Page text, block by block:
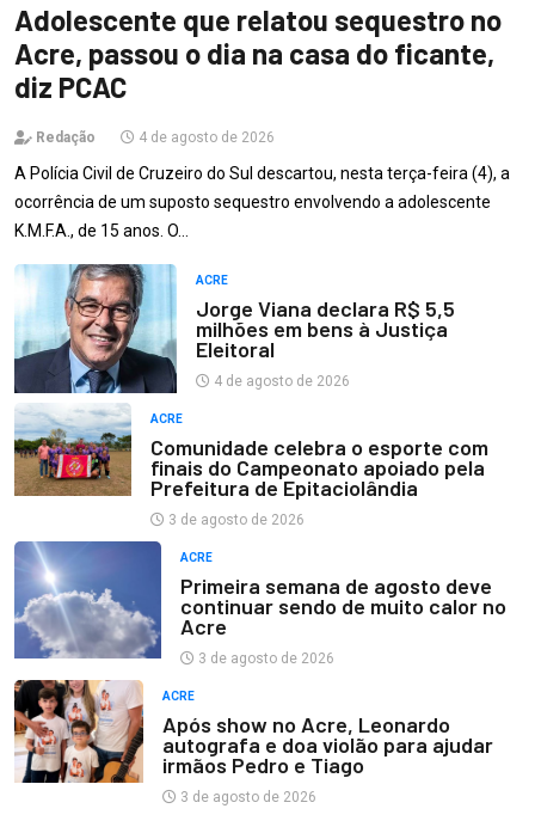
Adolescente que relatou sequestro no
Acre, passou o dia na casa do ficante,
diz PCAC
Redação 4 de agosto de 2026
A Polícia Civil de Cruzeiro do Sul descartou, nesta terça-feira (4), a
ocorrência de um suposto sequestro envolvendo a adolescente
K.M.F.A., de 15 anos. O…
ACRE
Jorge Viana declara R$ 5,5
milhões em bens à Justiça
Eleitoral
4 de agosto de 2026
ACRE
Comunidade celebra o esporte com
finais do Campeonato apoiado pela
Prefeitura de Epitaciolândia
3 de agosto de 2026
ACRE
Primeira semana de agosto deve
continuar sendo de muito calor no
Acre
3 de agosto de 2026
ACRE
Após show no Acre, Leonardo
autografa e doa violão para ajudar
irmãos Pedro e Tiago
3 de agosto de 2026